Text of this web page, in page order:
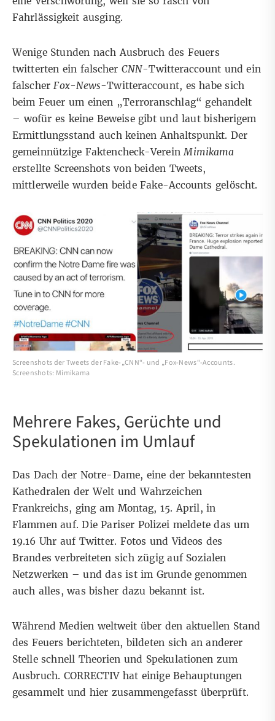
Fahrlässigkeit ausging.
Wenige Stunden nach Ausbruch des Feuers
twitterten ein falscherCNN-Twitteraccount und ein
falscherFox-News-Twitteraccount, es habe sich
beim Feuer um einen „Terroranschlag“ gehandelt
– wofür es keine Beweise gibt und laut bisherigem
Ermittlungsstand auch keinen Anhaltspunkt. Der
gemeinnützige Faktencheck-VereinMimikama
erstellte Screenshots von beiden Tweets,
mittlerweile wurden beide Fake-Accounts gelöscht.
Screenshots der Tweets der Fake-„CNN“- und „Fox-News“-Accounts.
Screenshots: Mimikama
Mehrere Fakes, Gerüchte und
Spekulationen im Umlauf
Das Dach der Notre-Dame, eine der bekanntesten
Kathedralen der Welt und Wahrzeichen
Frankreichs, ging am Montag, 15. April, in
Flammen auf. Die Pariser Polizei meldetedas um
19.16 Uhr auf Twitter. Fotos und Videos des
Brandes verbreiteten sich zügig auf Sozialen
Netzwerken – und das ist im Grunde genommen
auch alles, was bisher dazu bekannt ist.
Während Medien weltweit über den aktuellen Stand
des Feuers berichteten, bildeten sich an anderer
Stelle schnell Theorien und Spekulationen zum
Ausbruch. CORRECTIV hat einige Behauptungen
gesammelt und hier zusammengefasst überprüft.